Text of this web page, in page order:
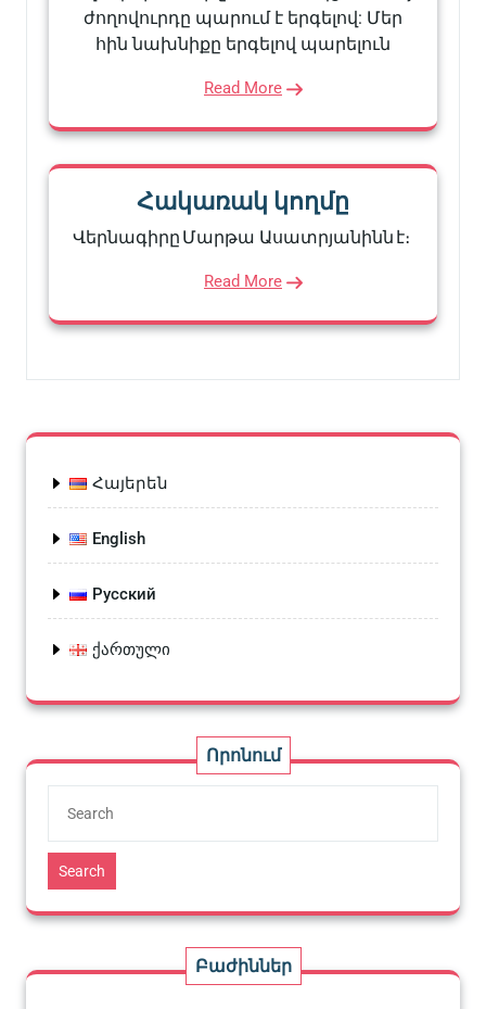
ժողովուրդը պարում է երգելով: Մեր
հին նախնիքը երգելով պարելուն
Read More
Հակառակ կողմը
Վերնագիրը Մարթա Ասատրյանինն է։
Read More
Հայերեն
English
Русский
ქართული
Որոնում
Search
Բաժիններ